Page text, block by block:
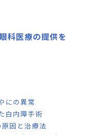
科医療の提供を
にの異常
白内障手術
因と治療法